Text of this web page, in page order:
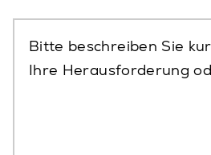
Bitte beschreiben Sie
Ihre Herausforderung